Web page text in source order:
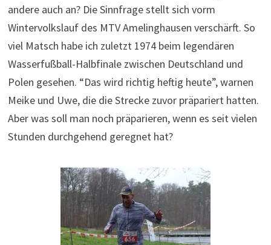
andere auch an? Die Sinnfrage stellt sich vorm
Wintervolkslauf des MTV Amelinghausen verschärft. So
viel Matsch habe ich zuletzt 1974 beim legendären
Wasserfußball-Halbfinale zwischen Deutschland und
Polen gesehen. “Das wird richtig heftig heute”, warnen
Meike und Uwe, die die Strecke zuvor präpariert hatten.
Aber was soll man noch präparieren, wenn es seit vielen
Stunden durchgehend geregnet hat?